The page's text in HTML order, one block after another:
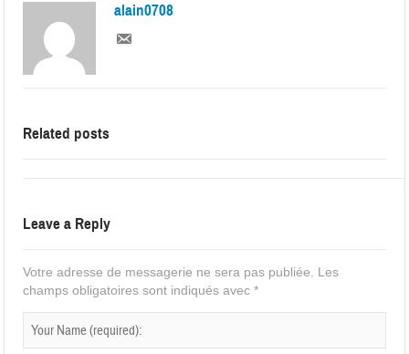
alain0708
Related posts
Leave a Reply
Votre adresse de messagerie ne sera pas publiée. Les
champs obligatoires sont indiqués avec*